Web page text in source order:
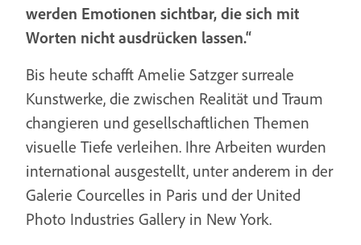
werden Emotionen sichtbar, die sich mit
Worten nicht ausdrücken lassen.“
Bis heute schafft Amelie Satzger surreale
Kunstwerke, die zwischen Realität und Traum
changieren und gesellschaftlichen Themen
visuelle Tiefe verleihen. Ihre Arbeiten wurden
international ausgestellt, unter anderem in der
Galerie Courcelles in Paris und der United
Photo Industries Gallery in New York.